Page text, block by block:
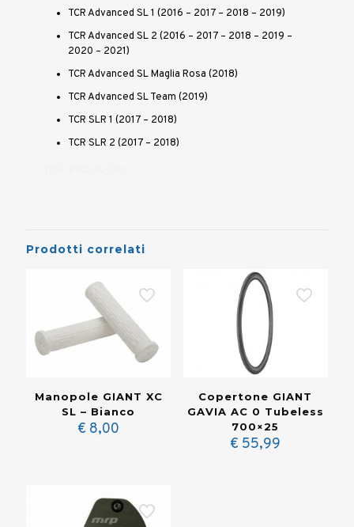
TCR Advanced SL 1 (2016 – 2017 – 2018 – 2019)
TCR Advanced SL 2 (2016 – 2017 – 2018 – 2019 –
2020 – 2021)
TCR Advanced SL Maglia Rosa (2018)
TCR Advanced SL Team (2019)
TCR SLR 1 (2017 – 2018)
TCR SLR 2 (2017 – 2018)
Prodotti correlati
Manopole GIANT XC
SL – Bianco
€ 8,00
Copertone GIANT
GAVIA AC 0 Tubeless
700×25
€ 55,99